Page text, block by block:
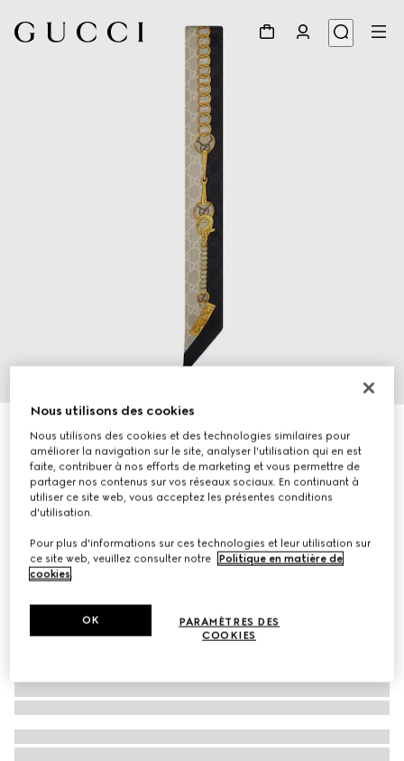
Ruban en twill de soie imprimé
CA$335
Nous utilisons des cookies
Nous utilisons des cookies et des technologies similaires pour
améliorer la navigation sur le site, analyser l'utilisation qui en est
faite, contribuer à nos efforts de marketing et vous permettre de
partager nos contenus sur vos réseaux sociaux. En continuant à
utiliser ce site web, vous acceptez les présentes conditions
d'utilisation.
Pour plus d'informations sur ces technologies et leur utilisation sur
ce site web, veuillez consulter notre
Politique en matière de
cookies.
PARAMÈTRES DES
COOKIES
OK